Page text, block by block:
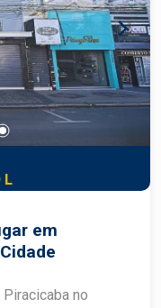
L
em
no